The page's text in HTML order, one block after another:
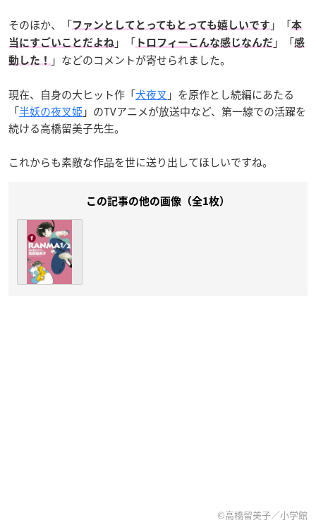
そのほか、「ファンとしてとってもとっても嬉しいです 」「本
当にすごいことだよね 」「 トロフィーこんな感じなんだ 」「感
動した！
」などのコメントが寄せられました。
現在、自身の大ヒット作「犬夜叉」を原作とし続編にあたる
「半妖の夜叉姫」のTVアニメが放送中など、第一線での活躍を
続ける高橋留美子先生。
これからも素敵な作品を世に送り出してほしいですね。
この記事の他の画像（全1枚）
©高橋留美子／小学館